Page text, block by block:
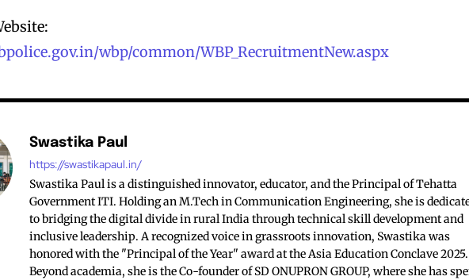
wbp/common/WBP_RecruitmentNew.aspx
Swastika Paul
https://swastikapaul.in/
Swastika Paul is a distinguished innovator, educator, and the Principal of Tehatta
Government ITI. Holding an M.Tech in Communication Engineering, she is
to bridging the digital divide in rural India through technical skill development and
inclusive leadership. A recognized voice in grassroots innovation, Swastika was
honored with the "Principal of the Year" award at the Asia Education Conclave 2025.
Beyond academia, she is the Co-founder of SD ONUPRON GROUP, where she has